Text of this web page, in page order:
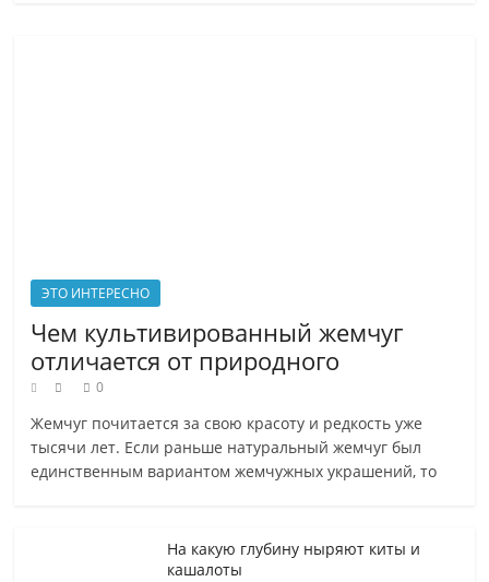
ЭТО ИНТЕРЕСНО
Чем культивированный жемчуг
отличается от природного
0
Жемчуг почитается за свою красоту и редкость уже
тысячи лет. Если раньше натуральный жемчуг был
единственным вариантом жемчужных украшений, то
На какую глубину ныряют киты и
кашалоты